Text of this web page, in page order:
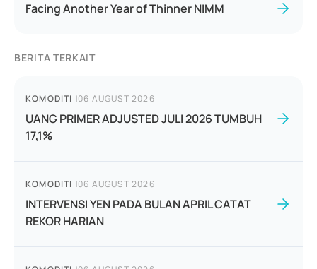
Facing Another Year of Thinner NIMM
BERITA TERKAIT
KOMODITI |06 AUGUST 2026
UANG PRIMER ADJUSTED JULI 2026 TUMBUH
17,1%
KOMODITI |06 AUGUST 2026
INTERVENSI YEN PADA BULAN APRIL CATAT
REKOR HARIAN